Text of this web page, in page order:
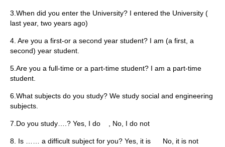
3.When did you enter the University? I entered the University (
last year, two years ago)
4. Are you a first-or a second year student? I am (a first, a
second) year student.
5.Are you a full-time or a part-time student? I am a part-time
student.
6.What subjects do you study? We study social and engineering
subjects.
7.Do you study….? Yes, I do , No, I do not
8. Is …… a difficult subject for you? Yes, it is No, it is not